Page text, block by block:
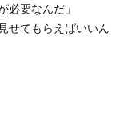
必要なんだ」
せてもらえばいいん